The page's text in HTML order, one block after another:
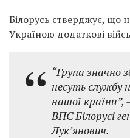
Білорусь стверджує, що
Україною додаткові
“Група значно
несуть службу
нашої країни”,
ВПС Білорусі
Лук’янович.